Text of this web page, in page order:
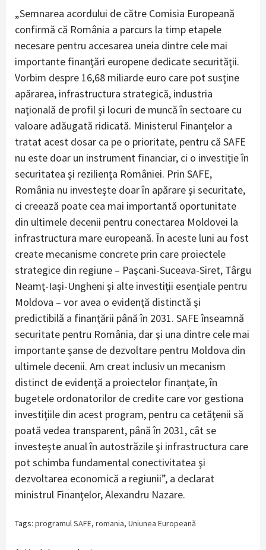
„Semnarea acordului de către Comisia Europeană
confirmă că România a parcurs la timp etapele
necesare pentru accesarea uneia dintre cele mai
importante finanţări europene dedicate securităţii.
Vorbim despre 16,68 miliarde euro care pot susţine
apărarea, infrastructura strategică, industria
naţională de profil şi locuri de muncă în sectoare cu
valoare adăugată ridicată. Ministerul Finanţelor a
tratat acest dosar ca pe o prioritate, pentru că SAFE
nu este doar un instrument financiar, ci o investiţie în
securitatea şi rezilienţa României. Prin SAFE,
România nu investeşte doar în apărare şi securitate,
ci creează poate cea mai importantă oportunitate
din ultimele decenii pentru conectarea Moldovei la
infrastructura mare europeană. În aceste luni au fost
create mecanisme concrete prin care proiectele
strategice din regiune – Paşcani-Suceava-Siret, Târgu
Neamţ-Iaşi-Ungheni şi alte investiţii esenţiale pentru
Moldova – vor avea o evidenţă distinctă şi
predictibilă a finanţării până în 2031. SAFE înseamnă
securitate pentru România, dar şi una dintre cele mai
importante şanse de dezvoltare pentru Moldova din
ultimele decenii. Am creat inclusiv un mecanism
distinct de evidenţă a proiectelor finanţate, în
bugetele ordonatorilor de credite care vor gestiona
investiţiile din acest program, pentru ca cetăţenii să
poată vedea transparent, până în 2031, cât se
investeşte anual în autostrăzile şi infrastructura care
pot schimba fundamental conectivitatea şi
dezvoltarea economică a regiunii”, a declarat
ministrul Finanţelor, Alexandru Nazare.
Tags: programul SAFE, romania, Uniunea Europeană